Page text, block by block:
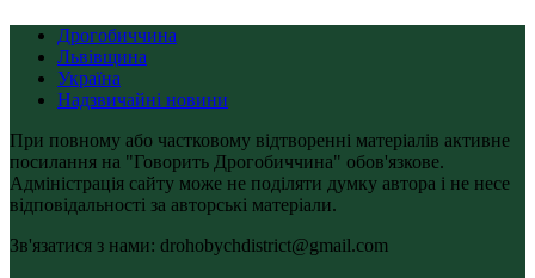
Дрогобиччина
Львівщина
Україна
Надзвичайні новини
При повному або частковому відтворенні матеріалів активне
посилання на "Говорить Дрогобиччина" обов'язкове.
Адміністрація сайту може не поділяти думку автора і не несе
відповідальності за авторські матеріали.
Зв'язатися з нами: drohobychdistrict@gmail.com